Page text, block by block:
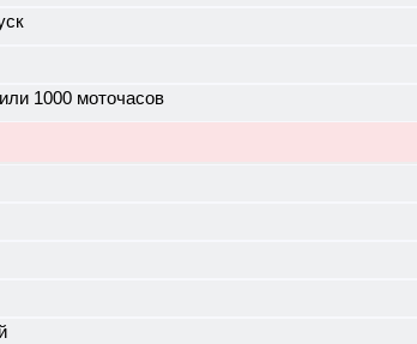
1000 моточасов